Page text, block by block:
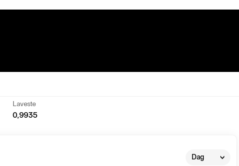
Laveste
0,9935
Dag